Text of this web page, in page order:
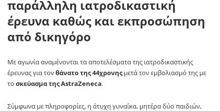
παράλληλη ιατροδικαστική
έρευνα καθώς και εκπροσώπηση
από δικηγόρο
Με αγωνία αναμένονται τα αποτελέσματα της ιατροδικαστικής
έρευνας για τονθάνατο της 44χρονηςμετά τον εμβολιασμό της με
το σκεύασμα της AstraZeneca.
Σύμφωνα με πληροφορίες, η άτυχη γυναίκα, μητέρα δύο παιδιών,